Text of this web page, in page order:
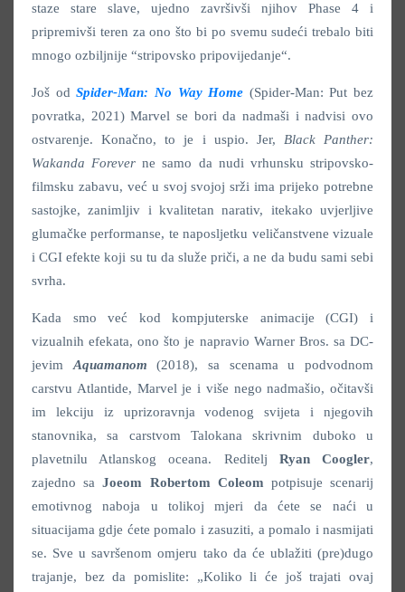
staze stare slave, ujedno završivši njihov Phase 4 i
pripremivši teren za ono što bi po svemu sudeći trebalo biti
mnogo ozbiljnije “stripovsko pripovijedanje“.
Još odSpider-Man: No Way Home (Spider-Man: Put bez
povratka, 2021) Marvel se bori da nadmaši i nadvisi ovo
ostvarenje. Konačno, to je i uspio. Jer, Black Panther:
Wakanda Foreverne samo da nudi vrhunsku stripovsko-
filmsku zabavu, već u svoj svojoj srži ima prijeko potrebne
sastojke, zanimljiv i kvalitetan narativ, itekako uvjerljive
glumačke performanse, te naposljetku veličanstvene vizuale
i CGI efekte koji su tu da služe priči, a ne da budu sami sebi
svrha.
Kada smo već kod kompjuterske animacije (CGI) i
vizualnih efekata, ono što je napravio Warner Bros. sa DC-
jevim Aquamanom (2018), sa scenama u podvodnom
carstvu Atlantide, Marvel je i više nego nadmašio, očitavši
im lekciju iz uprizoravnja vodenog svijeta i njegovih
stanovnika, sa carstvom Talokana skrivnim duboko u
plavetnilu Atlanskog oceana. Reditelj Ryan Coogler,
zajedno saJoeom Robertom Coleom potpisuje scenarij
emotivnog naboja u tolikoj mjeri da ćete se naći u
situacijama gdje ćete pomalo i zasuziti, a pomalo i nasmijati
se. Sve u savršenom omjeru tako da će ublažiti (pre)dugo
trajanje, bez da pomislite: „Koliko li će još trajati ovaj